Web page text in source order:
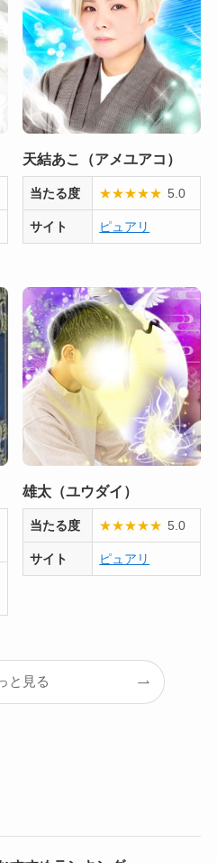
天結あこ（アメユアコ）
当たる度 ★★★★★ 5.0
サイト ピュアリ
雄太（ユウダイ）
当たる度 ★★★★★ 5.0
サイト ピュアリ
と見る